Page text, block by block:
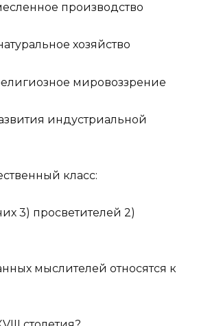
производство
хозяйство
мировоззрение
индустриальной
класс:
3) просветителей 2)
мыслителей относятся к